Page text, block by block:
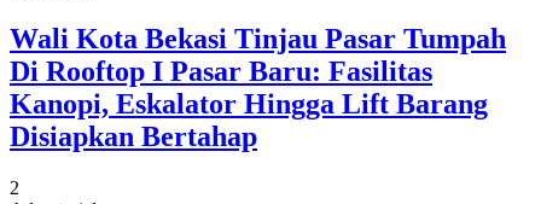
Wali Kota Bekasi Tinjau Pasar Tumpah
Di Rooftop I Pasar Baru: Fasilitas
Kanopi, Eskalator Hingga Lift Barang
Disiapkan Bertahap
2